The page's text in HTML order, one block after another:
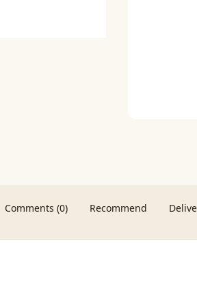
Comments (0) Recommend